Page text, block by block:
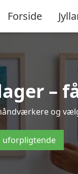
Forside
–
og
uforpligtende